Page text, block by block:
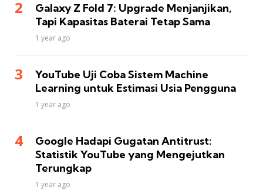
Galaxy Z Fold 7: Upgrade Menjanjikan,
Tapi Kapasitas Baterai Tetap Sama
1 year ago
YouTube Uji Coba Sistem Machine
Learning untuk Estimasi Usia Pengguna
1 year ago
Google Hadapi Gugatan Antitrust:
Statistik YouTube yang Mengejutkan
Terungkap
1 year ago